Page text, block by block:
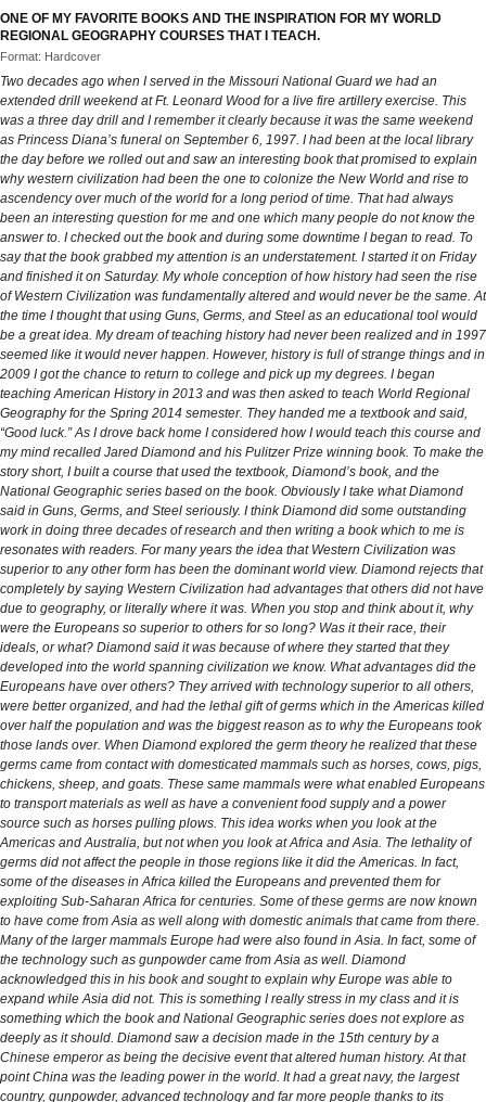
ONE OF MY FAVORITE BOOKS AND THE INSPIRATION FOR MY WORLD
REGIONAL GEOGRAPHY COURSES THAT I TEACH.
Format: Hardcover
Two decades ago when I served in the Missouri National Guard we had an
extended drill weekend at Ft. Leonard Wood for a live fire artillery exercise. This
was a three day drill and I remember it clearly because it was the same weekend
as Princess Diana’s funeral on September 6, 1997. I had been at the local library
the day before we rolled out and saw an interesting book that promised to explain
why western civilization had been the one to colonize the New World and rise to
ascendency over much of the world for a long period of time. That had always
been an interesting question for me and one which many people do not know the
answer to. I checked out the book and during some downtime I began to read. To
say that the book grabbed my attention is an understatement. I started it on Friday
and finished it on Saturday. My whole conception of how history had seen the rise
of Western Civilization was fundamentally altered and would never be the same. At
the time I thought that using Guns, Germs, and Steel as an educational tool would
be a great idea. My dream of teaching history had never been realized and in 1997
seemed like it would never happen. However, history is full of strange things and in
2009 I got the chance to return to college and pick up my degrees. I began
teaching American History in 2013 and was then asked to teach World Regional
Geography for the Spring 2014 semester. They handed me a textbook and said,
“Good luck.” As I drove back home I considered how I would teach this course and
my mind recalled Jared Diamond and his Pulitzer Prize winning book. To make the
story short, I built a course that used the textbook, Diamond’s book, and the
National Geographic series based on the book. Obviously I take what Diamond
said in Guns, Germs, and Steel seriously. I think Diamond did some outstanding
work in doing three decades of research and then writing a book which to me is
resonates with readers. For many years the idea that Western Civilization was
superior to any other form has been the dominant world view. Diamond rejects that
completely by saying Western Civilization had advantages that others did not have
due to geography, or literally where it was. When you stop and think about it, why
were the Europeans so superior to others for so long? Was it their race, their
ideals, or what? Diamond said it was because of where they started that they
developed into the world spanning civilization we know. What advantages did the
Europeans have over others? They arrived with technology superior to all others,
were better organized, and had the lethal gift of germs which in the Americas killed
over half the population and was the biggest reason as to why the Europeans took
those lands over. When Diamond explored the germ theory he realized that these
germs came from contact with domesticated mammals such as horses, cows, pigs,
chickens, sheep, and goats. These same mammals were what enabled Europeans
to transport materials as well as have a convenient food supply and a power
source such as horses pulling plows. This idea works when you look at the
Americas and Australia, but not when you look at Africa and Asia. The lethality of
germs did not affect the people in those regions like it did the Americas. In fact,
some of the diseases in Africa killed the Europeans and prevented them for
exploiting Sub-Saharan Africa for centuries. Some of these germs are now known
to have come from Asia as well along with domestic animals that came from there.
Many of the larger mammals Europe had were also found in Asia. In fact, some of
the technology such as gunpowder came from Asia as well. Diamond
acknowledged this in his book and sought to explain why Europe was able to
expand while Asia did not. This is something I really stress in my class and it is
something which the book and National Geographic series does not explore as
deeply as it should. Diamond saw a decision made in the 15th century by a
Chinese emperor as being the decisive event that altered human history. At that
point China was the leading power in the world. It had a great navy, the largest
country, gunpowder, advanced technology and far more people thanks to its